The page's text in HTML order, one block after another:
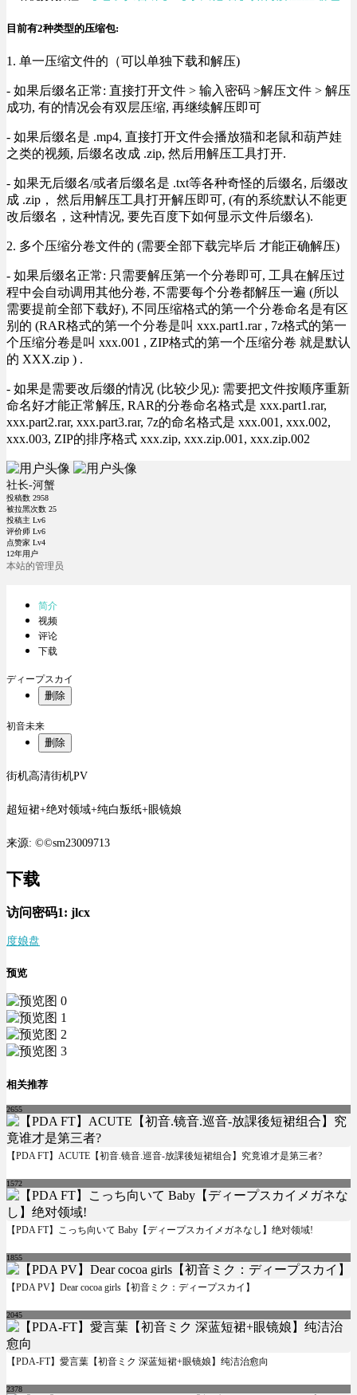
目前有2种类型的压缩包:
1. 单一压缩文件的（可以单独下载和解压)
- 如果后缀名正常: 直接打开文件 > 输入密码 >解压文件 > 解压
成功, 有的情况会有双层压缩, 再继续解压即可
- 如果后缀名是 .mp4, 直接打开文件会播放猫和老鼠和葫芦娃
之类的视频, 后缀名改成 .zip, 然后用解压工具打开.
- 如果无后缀名/或者后缀名是 .txt等各种奇怪的后缀名, 后缀改
成 .zip， 然后用解压工具打开解压即可, (有的系统默认不能更
改后缀名，这种情况, 要先百度下如何显示文件后缀名).
2. 多个压缩分卷文件的 (需要全部下载完毕后 才能正确解压)
- 如果后缀名正常: 只需要解压第一个分卷即可, 工具在解压过
程中会自动调用其他分卷, 不需要每个分卷都解压一遍 (所以
需要提前全部下载好), 不同压缩格式的第一个分卷命名是有区
别的 (RAR格式的第一个分卷是叫 xxx.part1.rar , 7z格式的第一
个压缩分卷是叫 xxx.001 , ZIP格式的第一个压缩分卷 就是默认
的 XXX.zip ) .
- 如果是需要改后缀的情况 (比较少见): 需要把文件按顺序重新
命名好才能正常解压, RAR的分卷命名格式是 xxx.part1.rar,
xxx.part2.rar, xxx.part3.rar, 7z的命名格式是 xxx.001, xxx.002,
xxx.003, ZIP的排序格式 xxx.zip, xxx.zip.001, xxx.zip.002
社长-河蟹
投稿数 2958
被拉黑次数 25
投稿主 Lv6
评价师 Lv6
点赞家 Lv4
12年用户
本站的管理员
简介
视频
评论
下载
ディープスカイ
删除
初音未来
删除
街机高清街机PV
超短裙+绝对领域+纯白叛纸+眼镜娘
来源: ©©sm23009713
下载
访问密码1: jlcx
度娘盘
预览
相关推荐
2655
【PDA FT】ACUTE【初音.镜音.巡音-放課後短裙组合】究竟谁才是第三者?
1572
【PDA FT】こっち向いて Baby【ディープスカイメガネなし】绝对领域!
1855
【PDA PV】Dear cocoa girls【初音ミク：ディープスカイ】
2045
【PDA-FT】愛言葉【初音ミク 深蓝短裙+眼镜娘】纯洁治愈向
2378